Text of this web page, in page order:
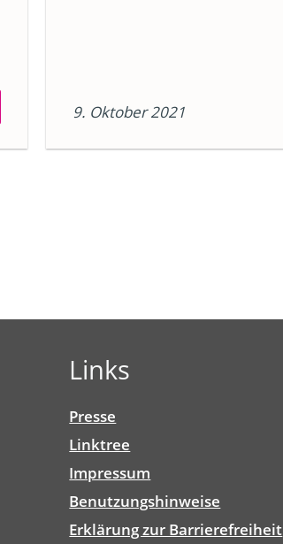
9. Oktober 2021
Links
Presse
Linktree
Impressum
Benutzungshinweise
Erklärung zur Barrierefreiheit